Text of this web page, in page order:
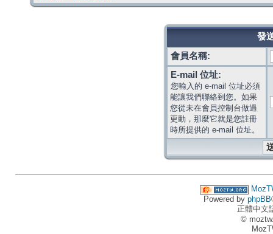
發
會員名稱:
E-mail 位址:
您輸入的 e-mail 位址必須
能讓我們聯絡到您。如果
您從未在會員控制台做過
更動，那麼它就是您註冊
時所提供的 e-mail 位址。
Powered by phpBB
正體中文
©